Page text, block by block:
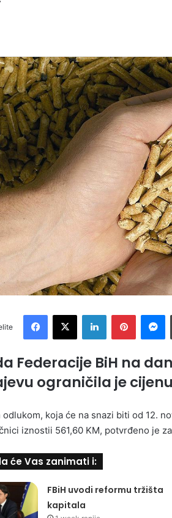
Federacije BiH na
ograničila je
odlukom, koja će na snazi biti od 12.
iznostii 561,60 KM, potvrđeno je za
će Vas zanimati i:
FBiH uvodi reformu tržišta
kapitala